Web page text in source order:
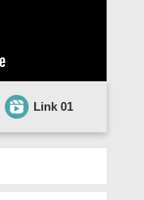
Link 01